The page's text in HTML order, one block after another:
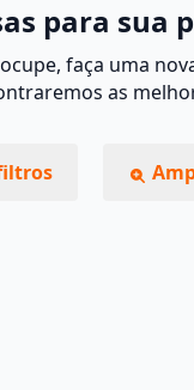
para sua
faça uma
as